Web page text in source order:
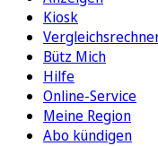
Kiosk
Bütz Mich
Hilfe
Online-Service
Meine Region
Abo kündigen